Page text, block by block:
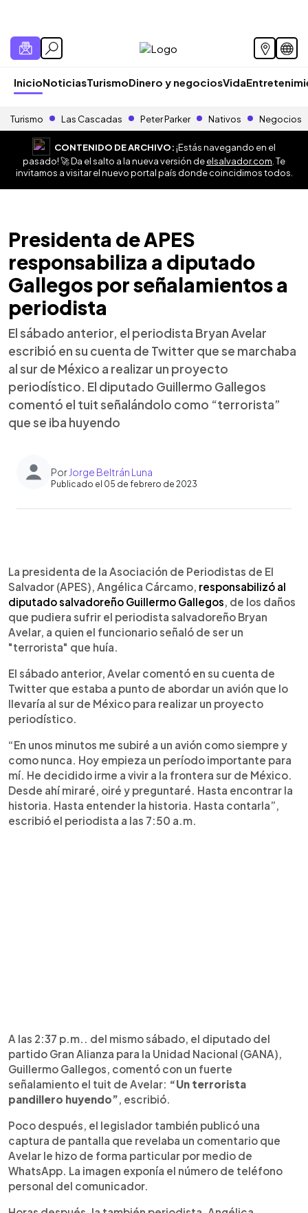
InicioNoticiasTurismoDinero y negociosVida
Turismo Las Cascadas Peter Parker Nativos Negocios
CONTENIDO DE ARCHIVO:¡Estás navegando en el
pasado! 🚀 Da el salto a la nueva versión deelsalvador.com . Te
invitamos a visitar el nuevo portal país donde coincidimos todos.
Presidenta de APES
responsabiliza a diputado
Gallegos por señalamientos a
periodista
El sábado anterior, el periodista Bryan Avelar
escribió en su cuenta de Twitter que se marchaba
al sur de México a realizar un proyecto
periodístico. El diputado Guillermo Gallegos
comentó el tuit señalándolo como “terrorista”
que se iba huyendo
Por Jorge Beltrán Luna
Publicado el 05 de febrero de 2023
► Escuchar artículo
La presidenta de la Asociación de Periodistas de El
Salvador (APES), Angélica Cárcamo, responsabilizó al
diputado salvadoreño Guillermo Gallegos, de los daños
que pudiera sufrir el periodista salvadoreño Bryan
Avelar, a quien el funcionario señaló de ser un
"terrorista" que huía.
El sábado anterior, Avelar comentó en su cuenta de
Twitter que estaba a punto de abordar un avión que lo
llevaría al sur de México para realizar un proyecto
periodístico.
“En unos minutos me subiré a un avión como siempre y
como nunca. Hoy empieza un período importante para
mí. He decidido irme a vivir a la frontera sur de México.
Desde ahí miraré, oiré y preguntaré. Hasta encontrar la
historia. Hasta entender la historia. Hasta contarla”,
escribió el periodista a las 7:50 a.m.
A las 2:37 p.m.. del mismo sábado, el diputado del
partido Gran Alianza para la Unidad Nacional (GANA),
Guillermo Gallegos, comentó con un fuerte
señalamiento el tuit de Avelar: “Un terrorista
pandillero huyendo”, escribió.
Poco después, el legislador también publicó una
captura de pantalla que revelaba un comentario que
Avelar le hizo de forma particular por medio de
WhatsApp. La imagen exponía el número de teléfono
personal del comunicador.